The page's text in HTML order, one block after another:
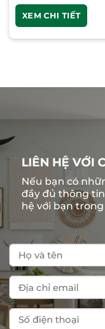
XEM CHI TIẾT
LIÊN HỆ VỚI
Nếu bạn có
đầy đủ thông
hệ với bạn